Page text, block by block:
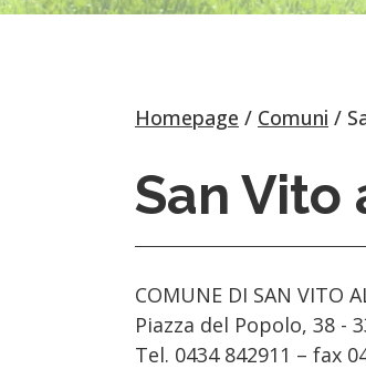
Homepage Comuni
San Vito
COMUNE DI SAN VITO
Piazza del Popolo, 38 -
Tel. 0434 842911 – fax